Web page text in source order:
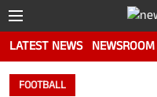
LATEST NEWS NEWSROOM
FOOTBALL